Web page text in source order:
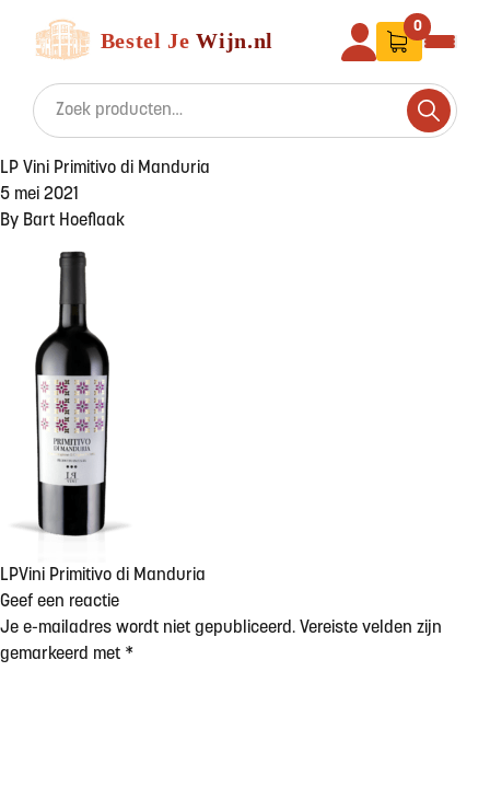
Search for:
Search
0
LP Vini Primitivo di Manduria
5 mei 2021
By Bart Hoeflaak
LPVini Primitivo di Manduria
Geef een reactie
Je e-mailadres wordt niet gepubliceerd. Vereiste velden zijn
gemarkeerd met *